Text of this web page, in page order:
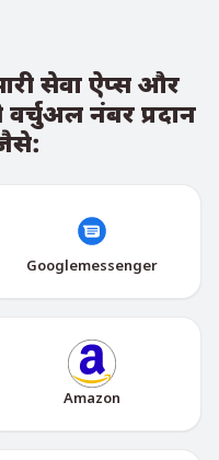
सेवा ऐप्स और
नंबर प्रदान
Googlemessenger
Amazon